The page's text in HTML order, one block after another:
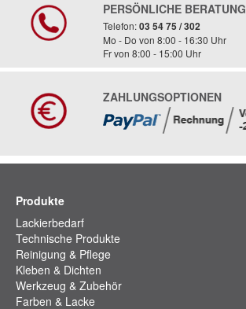
PERSÖNLICHE BERATUNG
Telefon:03 54 75 / 302
Mo - Do von 8:00 - 16:30 Uhr
Fr von 8:00 - 15:00 Uhr
ZAHLUNGSOPTIONEN
Produkte
Lackierbedarf
Technische Produkte
Reinigung & Pflege
Kleben & Dichten
Werkzeug & Zubehör
Farben & Lacke